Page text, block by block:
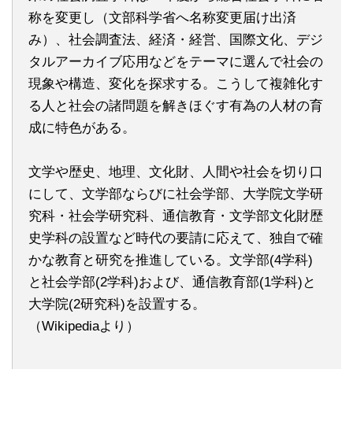
称を変更し（文部科学省へ名称変更届け出済
み）、社会調査法、経済・経営、国際文化、デジ
タルアーカイブ応用などをテーマに選んで社会の
現象や構造、変化を探求する。こうして複雑化す
る人と社会の諸問題を解きほぐす有為の人材の育
成に特色がある。
文学や歴史、地理、文化財、人間や社会を切り口
にして、文学部ならびに社会学部、大学院文学研
究科・社会学研究科、通信教育・文学部文化財歴
史学科の設置など時代の要請に応えて、独自で確
かな教育と研究を推進している。文学部(4学科)
と社会学部(2学科)および、通信教育部(1学科)と
大学院(2研究科)を設置する。
（Wikipediaより）